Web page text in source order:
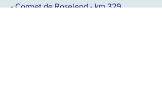
- Cormet de Roselend - km 329